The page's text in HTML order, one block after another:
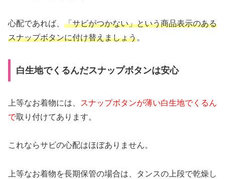
心配であれば、 「サビがつかない」という商品表示のある
スナップボタンに付け替えましょう。
白生地でくるんだスナップボタンは安心
上等なお着物には、
スナップボタンが薄い白生地でくるん
で取り付けてあります。
これならサビの心配はほぼありません。
上等なお着物を長期保管の場合は、タンスの上段で乾燥し